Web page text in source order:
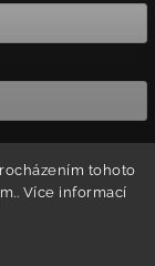
tohoto
Více informací